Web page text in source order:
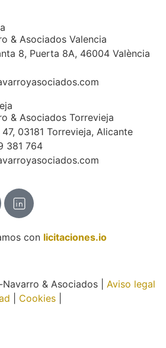
& Asociados Valencia
8, Puerta 8A, 46004 València
& Asociados Torrevieja
03181 Torrevieja, Alicante
381 764
con licitaciones.io
& Asociados | Aviso legal
Cookies